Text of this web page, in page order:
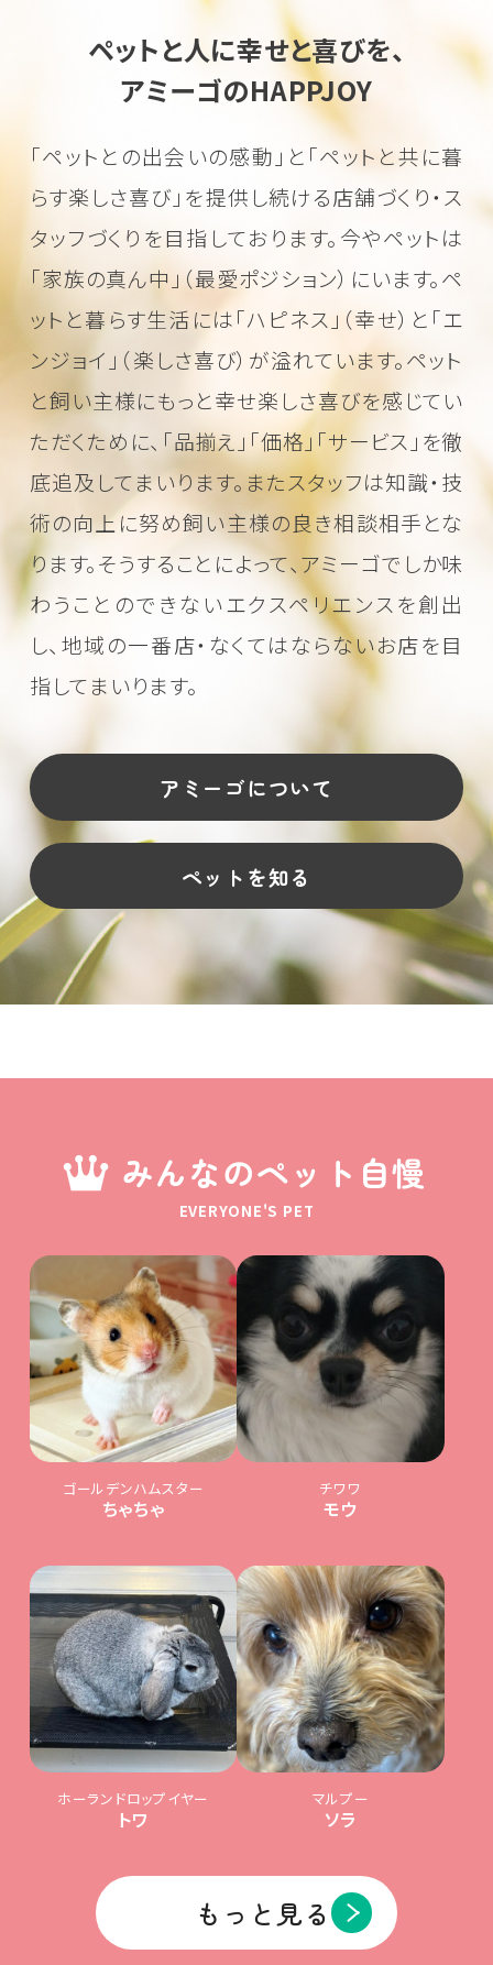
ペットと人に幸せと喜びを、
アミーゴのHAPPJOY
「ペットとの出会いの感動」と「ペットと共に暮
らす楽しさ喜び」を提供し続ける店舗づくり・ス
タッフづくりを目指しております。 今やペットは
「家族の真ん中」（最愛ポジション）にいます。ペ
ットと暮らす生活には「ハピネス」（幸せ）と「エ
ンジョイ」（楽しさ喜び）が溢れています。ペット
と飼い主様にもっと幸せ楽しさ喜びを感じてい
ただくために、 「品揃え」「価格」「サービス」を徹
底追及してまいります。またスタッフは知識・技
術の向上に努め飼い主様の良き相談相手とな
ります。そうすることによって、アミーゴでしか味
わうことのできないエクスペリエンスを創出
し、地域の一番店・なくてはならないお店を目
指してまいります。
アミーゴについて
ペットを知る
みんなのペット自慢
EVERYONE'S PET
ゴールデンハムスター
ちゃちゃ
チワワ
モウ
ホーランドロップイヤー
トワ
マルプー
ソラ
もっと見る